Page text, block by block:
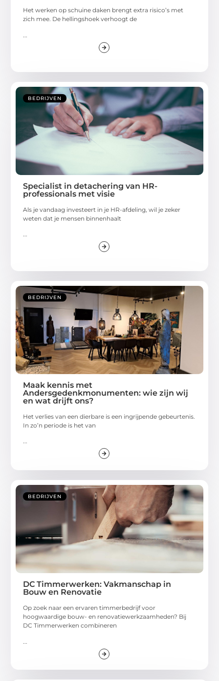
Het werken op schuine daken brengt extra risico’s met
zich mee. De hellingshoek verhoogt de
BEDRIJVEN
Specialist in detachering van HR-
professionals met visie
Als je vandaag investeert in je HR-afdeling, wil je zeker
weten dat je mensen binnenhaalt
BEDRIJVEN
Maak kennis met
Andersgedenkmonumenten: wie zijn wij
en wat drijft ons?
Het verlies van een dierbare is een ingrijpende gebeurtenis.
In zo’n periode is het van
...
BEDRIJVEN
DC Timmerwerken: Vakmanschap in
Bouw en Renovatie
Op zoek naar een ervaren timmerbedrijf voor
hoogwaardige bouw- en renovatiewerkzaamheden? Bij
DC Timmerwerken combineren